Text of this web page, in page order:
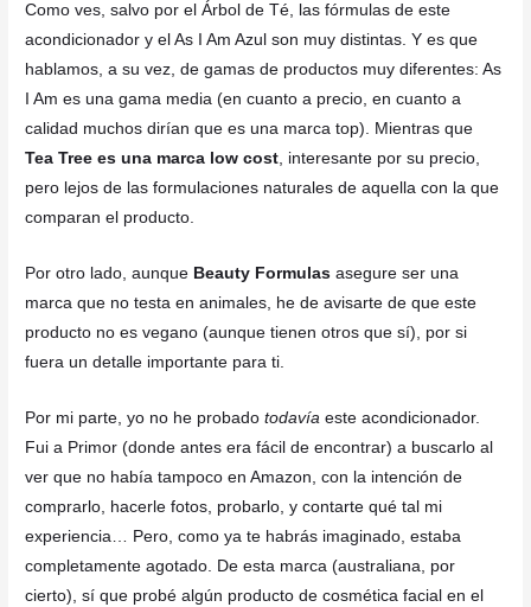
Como ves, salvo por el Árbol de Té, las fórmulas de este
acondicionador y el As I Am Azul son muy distintas. Y es que
hablamos, a su vez, de gamas de productos muy diferentes: As
I Am es una gama media (en cuanto a precio, en cuanto a
calidad muchos dirían que es una marca top). Mientras que
Tea Tree es una marca low cost, interesante por su precio,
pero lejos de las formulaciones naturales de aquella con la que
comparan el producto.
Por otro lado, aunque Beauty Formulas asegure ser una
marca que no testa en animales, he de avisarte de que este
producto no es vegano (aunque tienen otros que sí), por si
fuera un detalle importante para ti.
Por mi parte, yo no he probadotodavía este acondicionador.
Fui a Primor (donde antes era fácil de encontrar) a buscarlo al
ver que no había tampoco en Amazon, con la intención de
comprarlo, hacerle fotos, probarlo, y contarte qué tal mi
experiencia… Pero, como ya te habrás imaginado, estaba
completamente agotado. De esta marca (australiana, por
cierto), sí que probé algún producto de cosmética facial en el